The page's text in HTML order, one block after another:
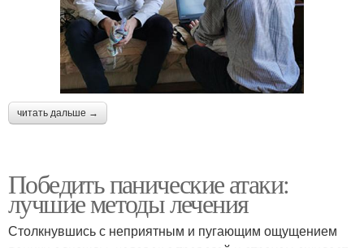
читать дальше →
Победить панические атаки:
лучшие методы лечения
Столкнувшись с неприятным и пугающим ощущением